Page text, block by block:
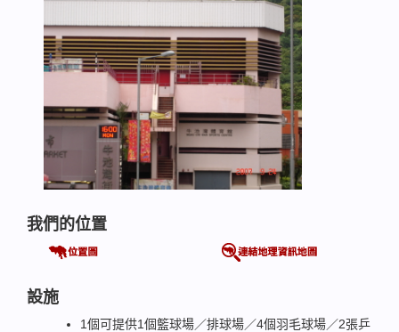
我們的位置
設施
1個可提供1個籃球場／排球場／4個羽毛球場／2張乒